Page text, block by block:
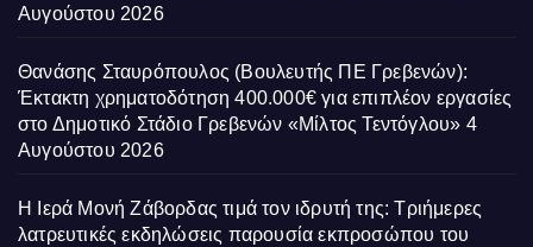
Αυγούστου 2026
Θανάσης Σταυρόπουλος (Βουλευτής ΠΕ Γρεβενών):
Έκτακτη χρηματοδότηση 400.000€ για επιπλέον εργασίες
στο Δημοτικό Στάδιο Γρεβενών «Μίλτος Τεντόγλου» 4
Αυγούστου 2026
Η Ιερά Μονή Ζάβορδας τιμά τον ιδρυτή της: Τριήμερες
λατρευτικές εκδηλώσεις παρουσία εκπροσώπου του